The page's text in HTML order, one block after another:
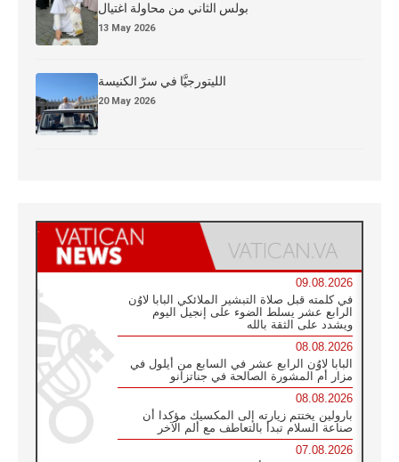
بولس الثاني من محاولة اغتيال
13 May 2026
الليتورجيَّا في سرّ الكنيسة
20 May 2026
09.08.2026
في كلمته قبل صلاة التبشير الملائكي البابا لاوُن
الرابع عشر يسلط الضوء على إنجيل اليوم
ويشدد على الثقة بالله
08.08.2026
البابا لاوُن الرابع عشر في السابع من أيلول في
مزار أم المشورة الصالحة في جناتزانو
08.08.2026
بارولين يختتم زيارته إلى المكسيك مؤكدا أن
صناعة السلام تبدأ بالتعاطف مع ألم الآخر
07.08.2026